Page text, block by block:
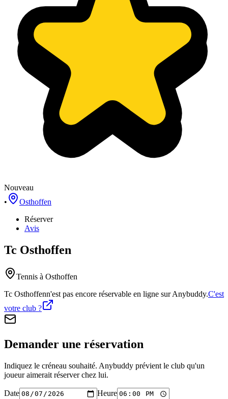
Nouveau
•
Osthoffen
Réserver
Avis
Tc Osthoffen
Tennis à Osthoffen
Tc Osthoffenn'est pas encore réservable en ligne sur Anybuddy.C'est
votre club ?
Demander une réservation
Indiquez le créneau souhaité. Anybuddy prévient le club qu'un
joueur aimerait réserver chez lui.
Date Heure